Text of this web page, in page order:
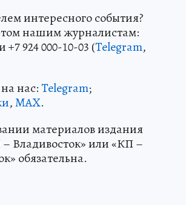
интересного события?
нашим журналистам:
924 000-10-03 (Telegram,
нас:Telegram;
,MAX.
материалов издания
Владивосток» или «КП –
обязательна.